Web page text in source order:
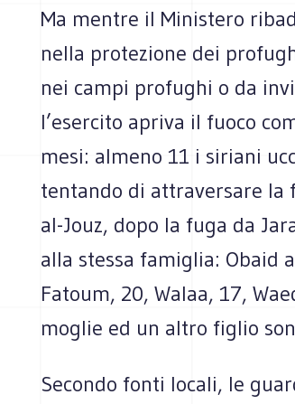
Ma mentre il Ministero
nella protezione dei
nei campi profughi o da
l’esercito apriva il fuoco
mesi: almeno 11 i siriani
tentando di attraversare
al-Jouz, dopo la fuga da
alla stessa famiglia: Obaid
Fatoum, 20, Walaa, 17,
moglie ed un altro figlio
Secondo fonti locali, le